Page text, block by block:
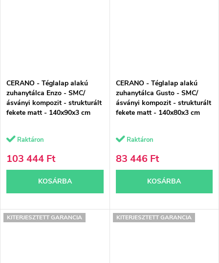
CERANO - Téglalap alakú
zuhanytálca Enzo - SMC/
ásványi kompozit - strukturált
fekete matt - 140x90x3 cm
Raktáron
103 444 Ft
KOSÁRBA
CERANO - Téglalap alakú
zuhanytálca Gusto - SMC/
ásványi kompozit - strukturált
fekete matt - 140x80x3 cm
Raktáron
83 446 Ft
KOSÁRBA
KITERJESZTETT GARANCIA KITERJESZTETT GARANCIA